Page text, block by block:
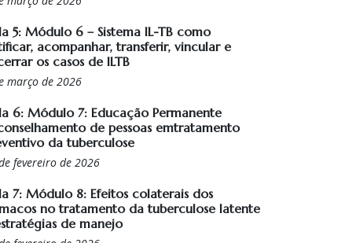
5: Módulo 6 – Sistema IL-TB como
acompanhar, transferir, vincular e
os casos de ILTB
março de 2026
6: Módulo 7: Educação Permanente
de pessoas emtratamento
da tuberculose
fevereiro de 2026
7: Módulo 8: Efeitos colaterais dos
no tratamento da tuberculose latente
de manejo